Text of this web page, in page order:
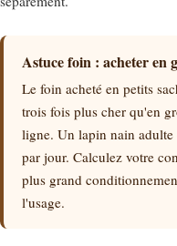
Astuce foin : acheter en
Le foin acheté en petits
trois fois plus cher qu'en
ligne. Un lapin nain
par jour. Calculez votre
plus grand
l'usage.